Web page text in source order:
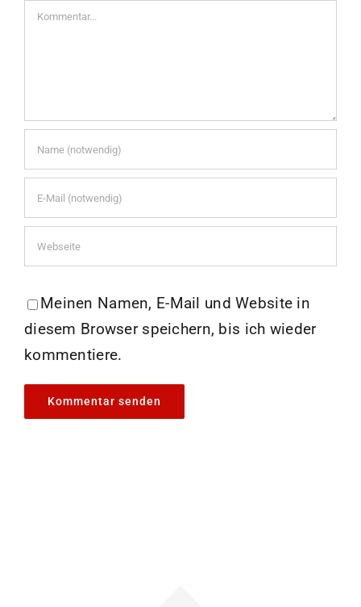
Kommentar
Meinen Namen, E-Mail und Website in
diesem Browser speichern, bis ich wieder
kommentiere.